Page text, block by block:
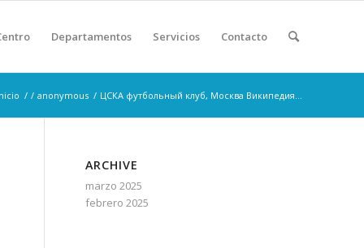
Departamentos Servicios Contacto
/ / anonymous / ЦСКА футбольный клуб, Москва Википедия...
ARCHIVE
marzo 2025
febrero 2025